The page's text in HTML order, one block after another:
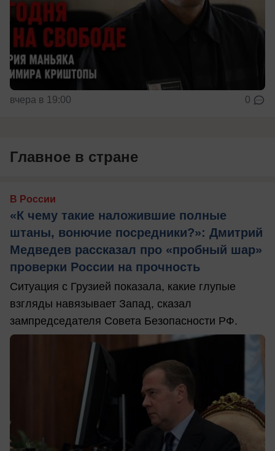
вчера в 19:00 0
Главное в стране
В России
«К чему такие наложившие полные
штаны, вонючие посредники?»: Дмитрий
Медведев рассказал про «пробный шар»
проверки России на прочность
Ситуация с Грузией показала, какие глупые
взгляды навязывает Запад, сказал
зампредседателя Совета Безопасности РФ.